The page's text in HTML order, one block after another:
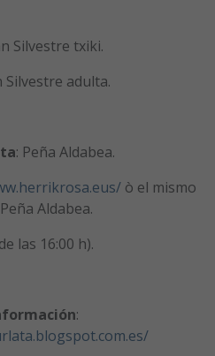
Silvestre txiki.
Silvestre adulta.
: Peña Aldabea.
ò el mismo
Aldabea.
las 16:00 h).
: